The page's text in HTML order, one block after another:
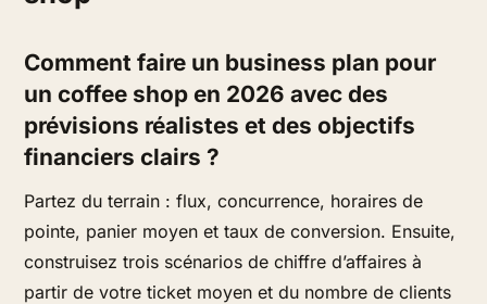
Comment faire un business plan pour
un coffee shop en 2026 avec des
prévisions réalistes et des objectifs
financiers clairs ?
Partez du terrain : flux, concurrence, horaires de
pointe, panier moyen et taux de conversion. Ensuite,
construisez trois scénarios de chiffre d’affaires à
partir de votre ticket moyen et du nombre de clients